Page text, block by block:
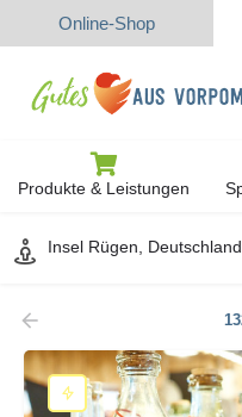
Online-Shop
Produkte & Leistungen